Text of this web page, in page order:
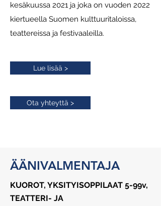
kesäkuussa 2021 ja joka on vuoden 2022
kiertueella Suomen kulttuuritaloissa,
teattereissa ja festivaaleilla.
Lue lisää >
Ota yhteyttä >
ÄÄNIVALMENTAJA
KUOROT, YKSITYISOPPILAAT 5-99v,
TEATTERI- JA